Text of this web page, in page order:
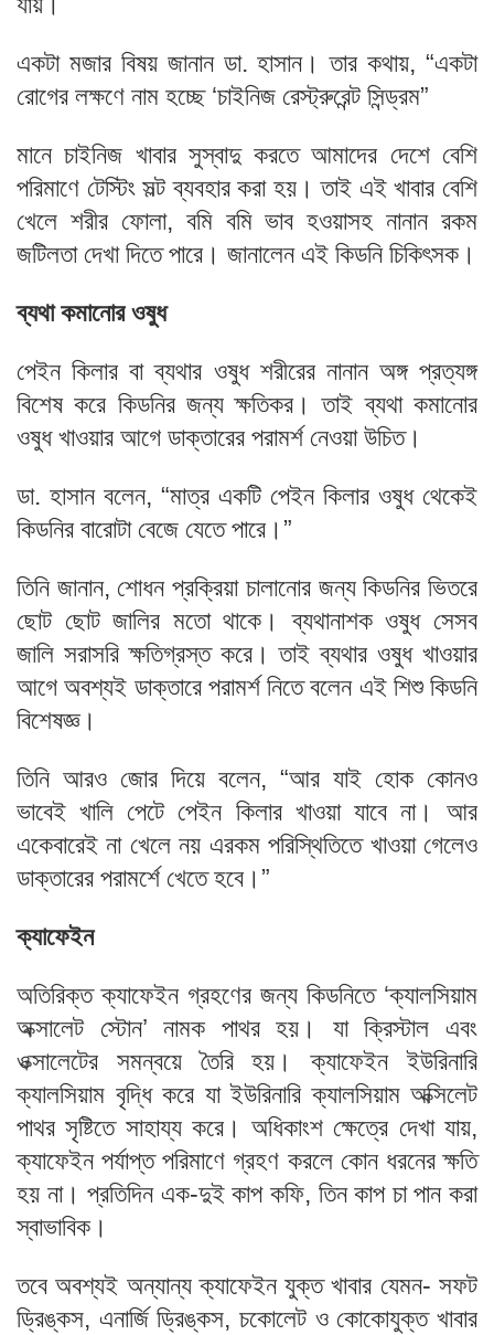
একটা মজার বিষয় জানান ডা. হাসান। তার কথায়, “একটা
রোগের লক্ষণে নাম হচ্ছে ‘চাইনিজ রেস্ট্রুরেন্ট সিন্ড্রম”
মানে চাইনিজ খাবার সুস্বাদু করতে আমাদের দেশে বেশি
পরিমাণে টেস্টিং সল্ট ব্যবহার করা হয়। তাই এই খাবার বেশি
খেলে শরীর ফোলা, বমি বমি ভাব হওয়াসহ নানান রকম
জটিলতা দেখা দিতে পারে। জানালেন এই কিডনি চিকিৎসক।
ব্যথা কমানোর ওষুধ
পেইন কিলার বা ব্যথার ওষুধ শরীরের নানান অঙ্গ প্রত্যঙ্গ
বিশেষ করে কিডনির জন্য ক্ষতিকর। তাই ব্যথা কমানোর
ওষুধ খাওয়ার আগে ডাক্তারের পরামর্শ নেওয়া উচিত।
ডা. হাসান বলেন, “মাত্র একটি পেইন কিলার ওষুধ থেকেই
কিডনির বারোটা বেজে যেতে পারে।”
তিনি জানান, শোধন প্রক্রিয়া চালানোর জন্য কিডনির ভিতরে
ছোট ছোট জালির মতো থাকে। ব্যথানাশক ওষুধ সেসব
জালি সরাসরি ক্ষতিগ্রস্ত করে। তাই ব্যথার ওষুধ খাওয়ার
আগে অবশ্যই ডাক্তারে পরামর্শ নিতে বলেন এই শিশু কিডনি
বিশেষজ্ঞ।
তিনি আরও জোর দিয়ে বলেন, “আর যাই হোক কোনও
ভাবেই খালি পেটে পেইন কিলার খাওয়া যাবে না। আর
একেবারেই না খেলে নয় এরকম পরিস্থিতিতে খাওয়া গেলেও
ডাক্তারের পরামর্শে খেতে হবে।”
ক্যাফেইন
অতিরিক্ত ক্যাফেইন গ্রহণের জন্য কিডনিতে ‘ক্যালসিয়াম
অক্সালেট স্টোন’ নামক পাথর হয়। যা ক্রিস্টাল এবং
ওক্সালেটের সমন্বয়ে তৈরি হয়। ক্যাফেইন ইউরিনারি
ক্যালসিয়াম বৃদ্ধি করে যা ইউরিনারি ক্যালসিয়াম অক্সিলেট
পাথর সৃষ্টিতে সাহায্য করে। অধিকাংশ ক্ষেত্রে দেখা যায়,
ক্যাফেইন পর্যাপ্ত পরিমাণে গ্রহণ করলে কোন ধরনের ক্ষতি
হয় না। প্রতিদিন এক-দুই কাপ কফি, তিন কাপ চা পান করা
স্বাভাবিক।
তবে অবশ্যই অন্যান্য ক্যাফেইন যুক্ত খাবার যেমন- সফট
ড্রিঙ্কস, এনার্জি ড্রিঙ্কস, চকোলেট ও কোকোযুক্ত খাবার